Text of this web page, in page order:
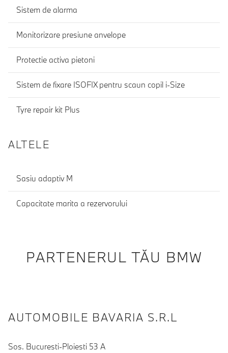
Sistem de alarma
Monitorizare presiune anvelope
Protectie activa pietoni
Sistem de fixare ISOFIX pentru scaun copil i-Size
Tyre repair kit Plus
ALTELE
Sasiu adaptiv M
Capacitate marita a rezervorului
PARTENERUL TĂU BMW
AUTOMOBILE BAVARIA S.R.L
Sos. Bucuresti-Ploiesti 53 A